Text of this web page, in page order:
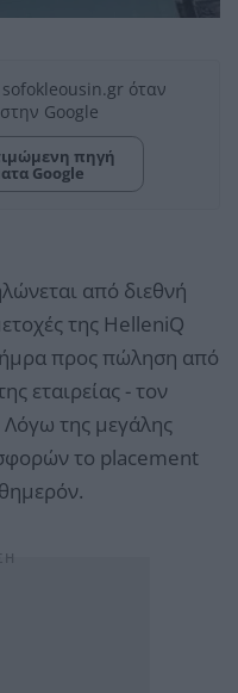
όταν
Google
πηγή
Google
από διεθνή
της HelleniQ
προς πώληση από
εταιρείας - τον
Λόγω της μεγάλης
το placement